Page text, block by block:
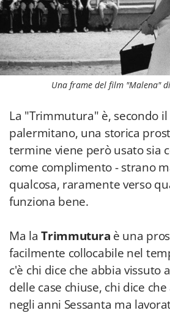
Una frame del film "Malena"
La "Trimmutura" è, secondo
palermitano, una storica
termine viene però usato sia
come complimento - strano
qualcosa, raramente verso
funziona bene.
Ma laTrimmutura è una
facilmente collocabile nel
c'è chi dice che abbia vissuto
delle case chiuse, chi dice
negli anni Sessanta ma